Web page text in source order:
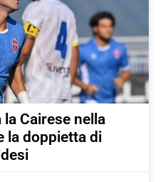
Cairese nella
la doppietta di